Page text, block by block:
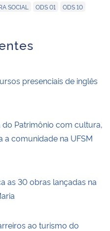
SOCIAL ODS 01 ODS 10
presenciais de inglês
Patrimônio com cultura,
a comunidade na UFSM
as 30 obras lançadas na
ao turismo do